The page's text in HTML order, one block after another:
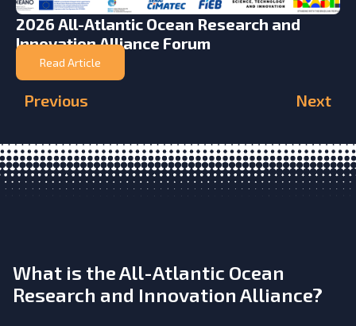
2026 All-Atlantic Ocean Research and
Innovation Alliance Forum
Read Article
Previous Next
What is the All-Atlantic Ocean
Research and Innovation Alliance?